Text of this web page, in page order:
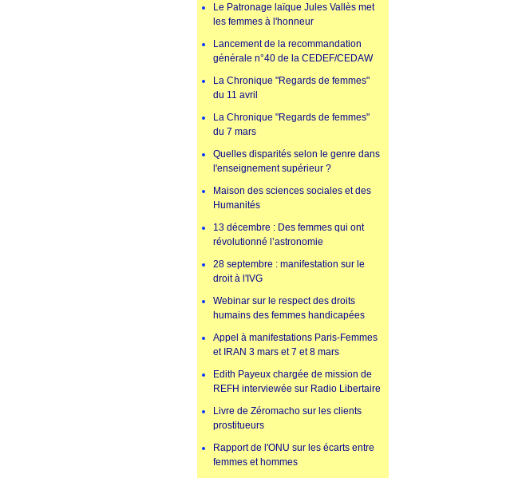
Le Patronage laïque Jules Vallès met
les femmes à l'honneur
Lancement de la recommandation
générale n°40 de la CEDEF/CEDAW
La Chronique "Regards de femmes"
du 11 avril
La Chronique "Regards de femmes"
du 7 mars
Quelles disparités selon le genre dans
l'enseignement supérieur ?
Maison des sciences sociales et des
Humanités
13 décembre : Des femmes qui ont
révolutionné l’astronomie
28 septembre : manifestation sur le
droit à l'IVG
Webinar sur le respect des droits
humains des femmes handicapées
Appel à manifestations Paris-Femmes
et IRAN 3 mars et 7 et 8 mars
Edith Payeux chargée de mission de
REFH interviewée sur Radio Libertaire
Livre de Zéromacho sur les clients
prostitueurs
Rapport de l'ONU sur les écarts entre
femmes et hommes